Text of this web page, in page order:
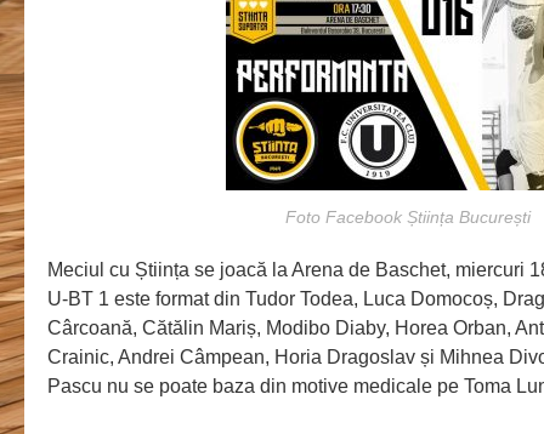
Foto Facebook Știința București
Meciul cu Știința se joacă la Arena de Baschet, miercuri
U-BT 1 este format din Tudor Todea, Luca Domocoș,
Cârcoană, Cătălin Mariș, Modibo Diaby, Horea Orban,
Crainic, Andrei Câmpean, Horia Dragoslav și Mihnea
Pascu nu se poate baza din motive medicale pe Toma